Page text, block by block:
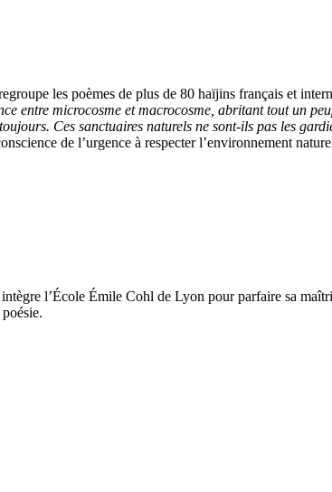
les poèmes de plus de 80 haïjins français et
entre microcosme et macrocosme, abritant tout un
Ces sanctuaires naturels ne sont-ils pas les
de l’urgence à respecter l’environnement
l’École Émile Cohl de Lyon pour parfaire sa